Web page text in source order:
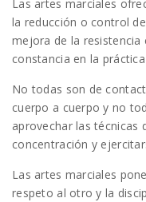
Las artes marciales
la reducción o control
mejora de la resistencia
constancia en la
No todas son de
cuerpo a cuerpo y no
aprovechar las técnicas
concentración y
Las artes marciales
respeto al otro y la